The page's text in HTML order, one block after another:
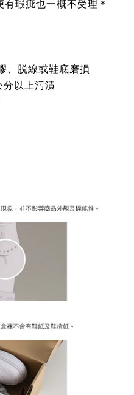
瑕疵也一概不受理＊
、脱線或鞋底磨損
以上污漬